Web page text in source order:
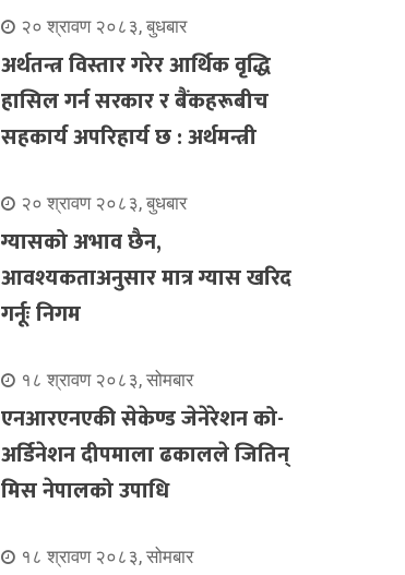
२० श्रावण २०८३, बुधबार
अर्थतन्त्र विस्तार गरेर आर्थिक वृद्धि
हासिल गर्न सरकार र बैंकहरूबीच
सहकार्य अपरिहार्य छ : अर्थमन्त्री
२० श्रावण २०८३, बुधबार
ग्यासको अभाव छैन,
आवश्यकताअनुसार मात्र ग्यास खरिद
गर्नूः निगम
१८ श्रावण २०८३, सोमबार
एनआरएनएकी सेकेण्ड जेनेरेशन को-
अर्डिनेशन दीपमाला ढकालले जितिन्
मिस नेपालको उपाधि
१८ श्रावण २०८३, सोमबार